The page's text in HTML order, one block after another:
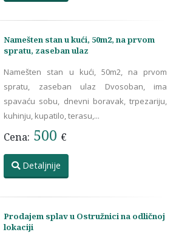
Namešten stan u kući, 50m2, na prvom
spratu, zaseban ulaz
Namešten stan u kući, 50m2, na prvom
spratu, zaseban ulaz Dvosoban, ima
spavaću sobu, dnevni boravak, trpezariju,
kuhinju, kupatilo, terasu,...
Cena: 500 €
Detaljnije
Prodajem splav u Ostružnici na odličnoj
lokaciji